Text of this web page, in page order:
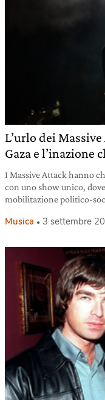
L’urlo dei
Gaza e l’inazione
I Massive Attack hanno
con uno show unico,
mobilitazione politico-
Musica 3 settembre